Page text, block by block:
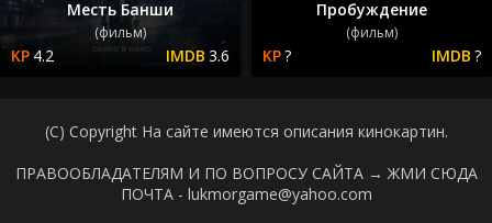
Месть Банши
(фильм)
4.2 3.6
Пробуждение
(фильм)
? ?
(C) Copyright На сайте имеются описания кинокартин.
ПРАВООБЛАДАТЕЛЯМ И ПО ВОПРОСУ САЙТА → ЖМИ СЮДА
ПОЧТА - lukmorgame@yahoo.com